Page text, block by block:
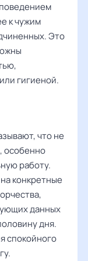
к чужим
Это
гигиеной.
что не
особенно
работу.
конкретные
данных
дня.
спокойного